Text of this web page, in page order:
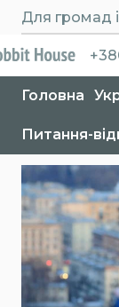
Для громад
Головна
Питання-
Головна >
Важливість